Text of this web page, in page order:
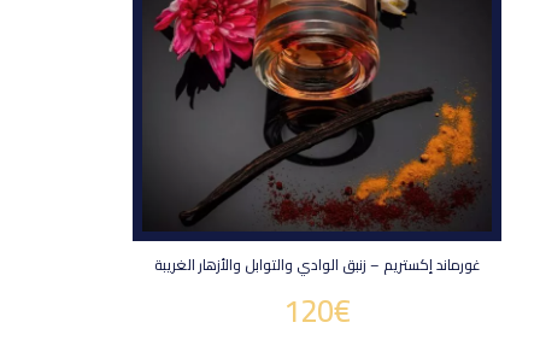
غورماند إكستريم – زنبق الوادي والتوابل والأزهار الغريبة
120€